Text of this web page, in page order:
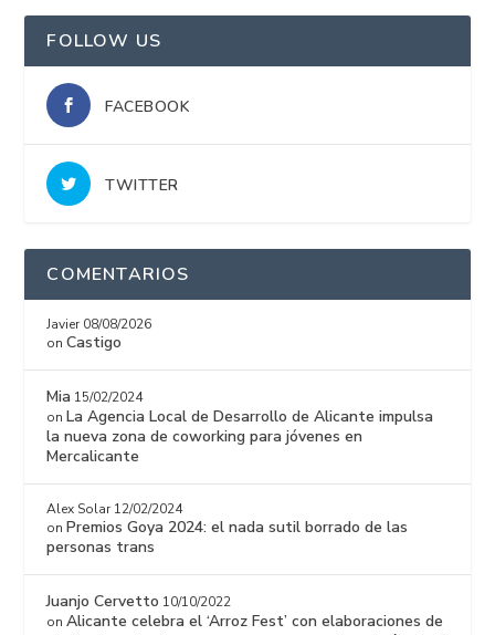
FOLLOW US
FACEBOOK
TWITTER
COMENTARIOS
Javier 08/08/2026
onCastigo
Mia 15/02/2024
on La Agencia Local de Desarrollo de Alicante impulsa
la nueva zona de coworking para jóvenes en
Mercalicante
Alex Solar 12/02/2024
on Premios Goya 2024: el nada sutil borrado de las
personas trans
Juanjo Cervetto 10/10/2022
onAlicante celebra el ‘Arroz Fest’ con elaboraciones de